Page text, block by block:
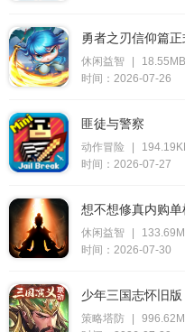
勇者之刃信仰篇正
休闲益智
18.55MB
时间：2026-07-26
匪徒与警察
动作冒险
时间：2026-07-27
想不想修真内购
休闲益智
133.69M
时间：2026-07-30
少年三国志怀旧版
策略塔防